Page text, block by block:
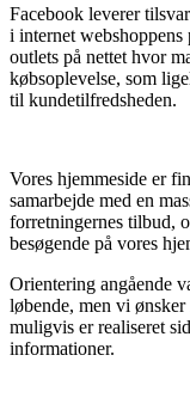
Facebook leverer
i internet
outlets på nettet hvor
købsoplevelse, som
til kundetilfredsheden.
Vores hjemmeside er
samarbejde med en
forretningernes tilbud,
besøgende på vores
Orientering angående
løbende, men vi
muligvis er realiseret
informationer.